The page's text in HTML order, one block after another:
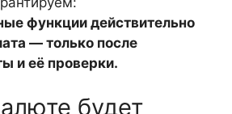
функции действительно
— только после
и её проверки.
будет